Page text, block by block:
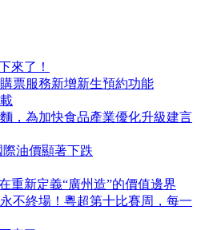
來了！
票服務新增新生預約功能
，為加快食品產業優化升級建言
油價顯著下跌
重新定義“廣州造”的價值邊界
不終場！粵超第十比賽周，每一